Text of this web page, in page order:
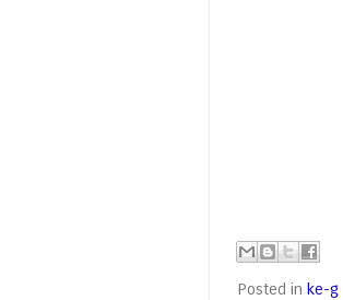
Posted in ke-g